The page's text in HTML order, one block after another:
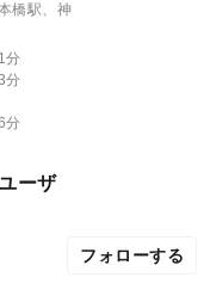
橋駅、神
分
分
分
ーザ
フォローする